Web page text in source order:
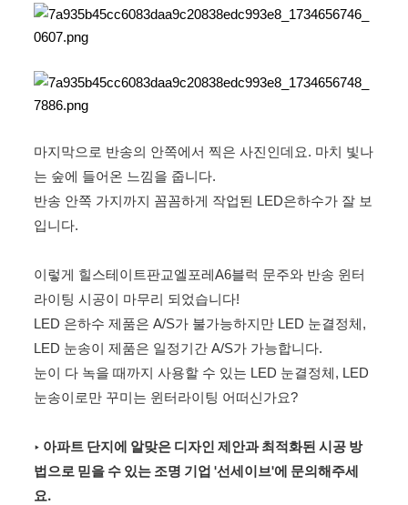
마지막으로 반송의 안쪽에서 찍은 사진인데요. 마치 빛나
는 숲에 들어온 느낌을 줍니다.
반송 안쪽 가지까지 꼼꼼하게 작업된 LED은하수가 잘 보
입니다.
이렇게 힐스테이트판교엘포레A6블럭 문주와 반송 윈터
라이팅 시공이 마무리 되었습니다!
LED 은하수 제품은 A/S가 불가능하지만 LED 눈결정체,
LED 눈송이 제품은 일정기간 A/S가 가능합니다.
눈이 다 녹을 때까지 사용할 수 있는 LED 눈결정체, LED
눈송이로만 꾸미는 윈터라이팅 어떠신가요?
‣ 아파트 단지에 알맞은 디자인 제안과 최적화된 시공 방
법으로 믿을 수 있는 조명 기업 '선세이브'에 문의해주세
요.